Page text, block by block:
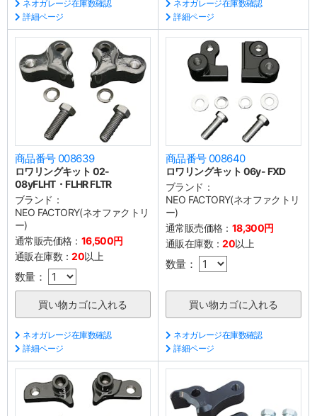
ネオガレージ在庫数確認
詳細ページ
ネオガレージ在庫数確認
詳細ページ
商品番号 008639
ロワリングキット 02-
08yFLHT・FLHR FLTR
ブランド：
NEO FACTORY(ネオファクトリ
ー)
通常販売価格： 16,500円
通販在庫数：20以上
数量：
ネオガレージ在庫数確認
詳細ページ
商品番号 008640
ロワリングキット 06y- FXD
ブランド：
NEO FACTORY(ネオファクトリ
ー)
通常販売価格： 18,300円
通販在庫数：20以上
数量：
ネオガレージ在庫数確認
詳細ページ